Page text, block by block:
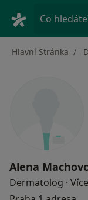
Co
Hlavní Stránka
Alena
Dermatolog · Více